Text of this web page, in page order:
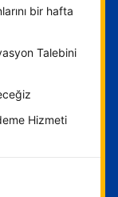
bir hafta
Talebini
Hizmeti